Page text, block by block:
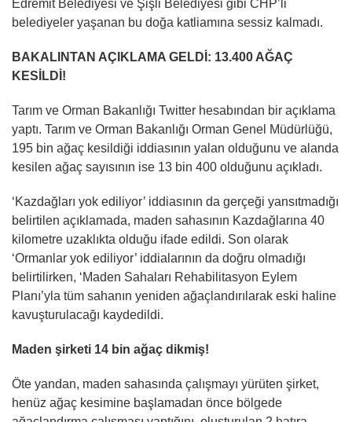
Edremit Belediyesi ve Şişli Belediyesi gibi CHP’li
belediyeler yaşanan bu doğa katliamına sessiz kalmadı.
BAKALINTAN AÇIKLAMA GELDİ: 13.400 AĞAÇ
KESİLDİ!
Tarım ve Orman Bakanlığı Twitter hesabından bir açıklama
yaptı. Tarım ve Orman Bakanlığı Orman Genel Müdürlüğü,
195 bin ağaç kesildiği iddiasının yalan olduğunu ve alanda
kesilen ağaç sayısının ise 13 bin 400 olduğunu açıkladı.
‘Kazdağları yok ediliyor’ iddiasının da gerçeği yansıtmadığı
belirtilen açıklamada, maden sahasının Kazdağlarına 40
kilometre uzaklıkta olduğu ifade edildi. Son olarak
‘Ormanlar yok ediliyor’ iddialarının da doğru olmadığı
belirtilirken, ‘Maden Sahaları Rehabilitasyon Eylem
Planı’yla tüm sahanın yeniden ağaçlandırılarak eski haline
kavuşturulacağı kaydedildi.
Maden şirketi 14 bin ağaç dikmiş!
Öte yandan, maden sahasında çalışmayı yürüten şirket,
henüz ağaç kesimine başlamadan önce bölgede